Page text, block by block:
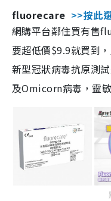
fluorecare >>按此
網購平台鄰住買有售
要超低價$9.9就買到
新型冠狀病毒抗原測
及Omicorn病毒，靈